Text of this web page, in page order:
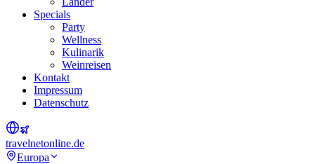
Specials
Party
Wellness
Kulinarik
Weinreisen
Kontakt
Impressum
Datenschutz
travelnetonline.de
Europa